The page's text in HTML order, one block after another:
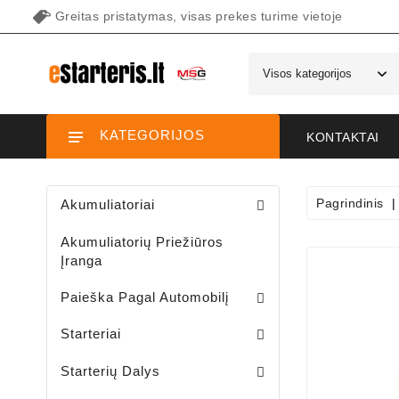
Greitas pristatymas, visas prekes turime vietoje
KONTAKTAI
KATEGORIJOS
Akumuliatoriai
Akumuliatorių Priežiūros
Įranga
Paieška Pagal Automobilį
Starteriai
Starterių Dalys
Pagrindinis